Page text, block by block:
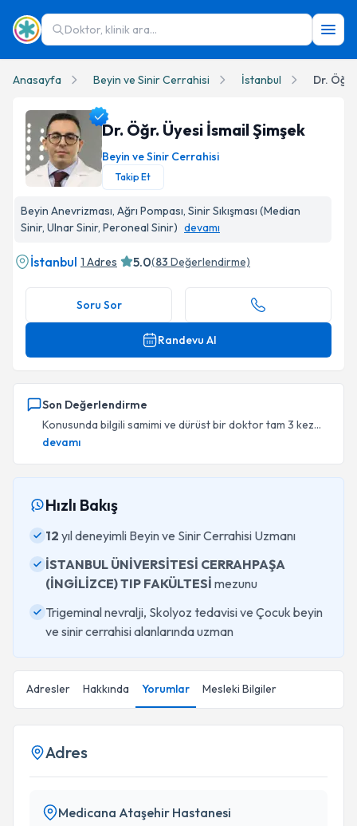
Doktor, klinik ara...
Anasayfa Beyin ve Sinir Cerrahisi İstanbul Dr. Öğr.
Dr. Öğr. Üyesi İsmail Şimşek
Beyin ve Sinir Cerrahisi
Takip Et
Beyin Anevrizması, Ağrı Pompası, Sinir Sıkışması (Median
Sinir, Ulnar Sinir, Peroneal Sinir) devamı
İstanbul 1 Adres 5.0(83 Değerlendirme)
Soru Sor
Randevu Al
Son Değerlendirme
Konusunda bilgili samimi ve dürüst bir doktor tam 3 kez...
devamı
Hızlı Bakış
12 yıl deneyimli Beyin ve Sinir Cerrahisi Uzmanı
İSTANBUL ÜNİVERSİTESİ CERRAHPAŞA
(İNGİLİZCE) TIP FAKÜLTESİ mezunu
Trigeminal nevralji, Skolyoz tedavisi ve Çocuk beyin
ve sinir cerrahisi alanlarında uzman
Adresler Hakkında Yorumlar Mesleki Bilgiler
Adres
Medicana Ataşehir Hastanesi